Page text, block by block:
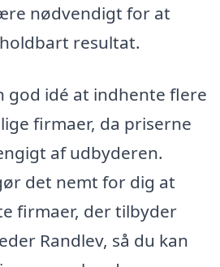
nødvendigt for at
resultat.
god idé at indhente flere
firmaer, da priserne
af udbyderen.
det nemt for dig at
firmaer, der tilbyder
Randlev, så du kan